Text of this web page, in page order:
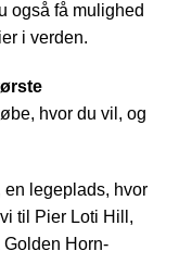
også få mulighed
i verden.
hvor du vil, og
en legeplads, hvor
til Pier Loti Hill,
Golden Horn-